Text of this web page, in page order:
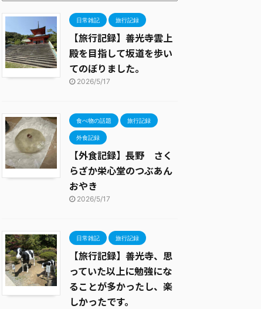
日常雑記 旅行記録
【旅行記録】善光寺雲上
殿を目指して坂道を歩い
てのぼりました。
2026/5/17
食べ物の話題 旅行記録
外食記録
【外食記録】長野 さく
らざか栄心堂のつぶあん
おやき
2026/5/17
日常雑記 旅行記録
【旅行記録】善光寺、思
っていた以上に勉強にな
ることが多かったし、楽
しかったです。